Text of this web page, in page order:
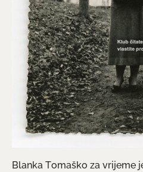
Blanka Tomaško za vrijeme